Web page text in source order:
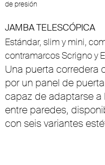
de presión
JAMBA TELESCÓPICA
Estándar, slim y mini,
contramarcos Scrigno y
Una puerta corredera
por un panel de
capaz de adaptarse a
entre paredes,
con seis variantes